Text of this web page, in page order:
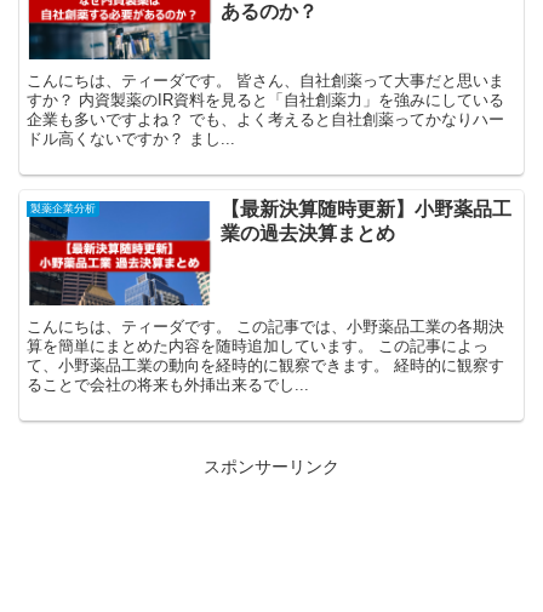
あるのか？
こんにちは、ティーダです。 皆さん、自社創薬って大事だと思いま
すか？ 内資製薬のIR資料を見ると「自社創薬力」を強みにしている
企業も多いですよね？ でも、よく考えると自社創薬ってかなりハー
ドル高くないですか？ まし...
製薬企業分析
【最新決算随時更新】小野薬品工
業の過去決算まとめ
こんにちは、ティーダです。 この記事では、小野薬品工業の各期決
算を簡単にまとめた内容を随時追加しています。 この記事によっ
て、小野薬品工業の動向を経時的に観察できます。 経時的に観察す
ることで会社の将来も外挿出来るでし...
スポンサーリンク